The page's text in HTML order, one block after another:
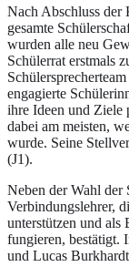
Nach Abschluss der
gesamte
wurden alle neu
Schülerrat erstmals
engagierte
ihre Ideen und Ziele
dabei am meisten,
wurde. Seine
(J1).
Neben der Wahl der
Verbindungslehrer,
unterstützen und als
fungieren, bestätigt.
und Lucas